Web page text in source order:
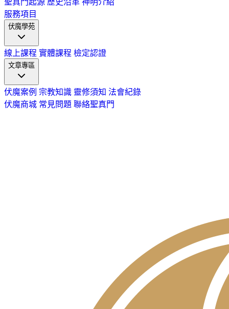
聖真門起源 歷史沿革 神明介紹
服務項目
伏魔學苑
線上課程 實體課程 檢定認證
文章專區
伏魔案例 宗教知識 靈修須知 法會紀錄
伏魔商城 常見問題 聯絡聖真門